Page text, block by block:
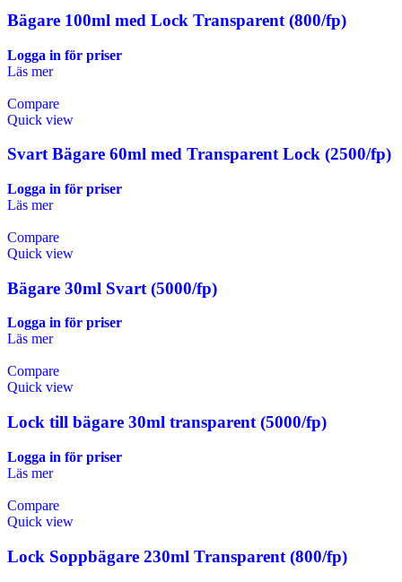
Bägare 100ml med Lock Transparent (800/fp)
Logga in för priser
Läs mer
Compare
Quick view
Svart Bägare 60ml med Transparent Lock (2500/fp)
Logga in för priser
Läs mer
Compare
Quick view
Bägare 30ml Svart (5000/fp)
Logga in för priser
Läs mer
Compare
Quick view
Lock till bägare 30ml transparent (5000/fp)
Logga in för priser
Läs mer
Compare
Quick view
Lock Soppbägare 230ml Transparent (800/fp)